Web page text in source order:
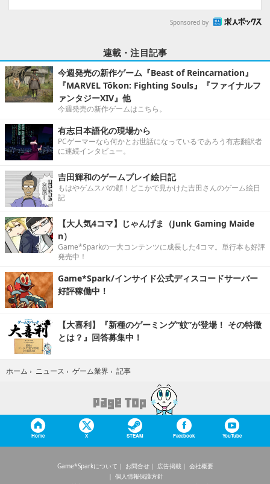
Sponsored by
連載・注目記事
今週発売の新作ゲーム『Beast of Reincarnation』
『MARVEL Tōkon: Fighting Souls』『ファイナルフ
ァンタジーXIV』他
今週発売の新作ゲームはこちら。
有志日本語化の現場から
PCゲーマーなら何かとお世話になっているであろう有志翻訳者
に連続インタビュー。
吉田輝和のゲームプレイ絵日記
もはやゲムスパの顔！どこかで見かけた吉田さんのゲーム絵日
記
【大人気4コマ】じゃんげま（Junk Gaming Maide
n）
Game*Sparkの一大コンテンツに成長した4コマ。単行本も好評
発売中！
Game*Spark/インサイド公式ディスコードサーバー
好評稼働中！
【大喜利】『新種のゲーミング“蚊”が登場！ その特徴
とは？』回答募集中！
ホーム › ニュース › ゲーム業界 › 記事
Home X STEAM Facebook YouTube
Game*Sparkについて お問合せ 広告掲載
会社概要
個人情報保護方針